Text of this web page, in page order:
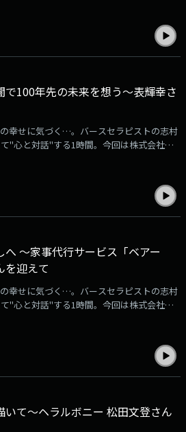
高輪」の開業を牽引し、100年先を見据え
式会社ルミネ代表取締役社長の表輝幸さん
ニュウマン高輪・MIMUREにオープンした
が手がける「5-1=∞Lab.」です。
で100年先の未来を想う～表輝幸さ
幸せに気づく…。バースセラピストの志村
"心と対話"する1時間。今回は株式会社ル
たばかりのダイアログ・イン・ザ・ダーク
～家事代行サービス「ベアー
を迎えて
幸せに気づく…。バースセラピストの志村
"心と対話"する1時間。今回は株式会社ベ
。
いて～ヘラルボニー 松田文登さん